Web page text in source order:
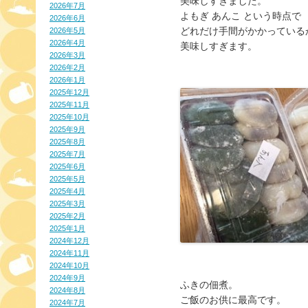
2026年7月
2026年6月
2026年5月
2026年4月
2026年3月
2026年2月
2026年1月
2025年12月
2025年11月
2025年10月
2025年9月
2025年8月
2025年7月
2025年6月
2025年5月
2025年4月
2025年3月
2025年2月
2025年1月
2024年12月
2024年11月
2024年10月
2024年9月
2024年8月
2024年7月
よもぎ あんこ という時点で
どれだけ手間がかかってい
美味しすぎます。
ふきの佃煮。
ご飯のお供に最高です。